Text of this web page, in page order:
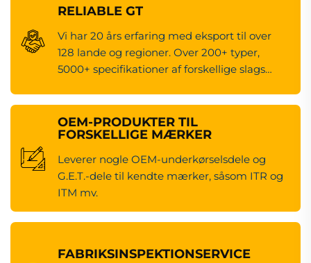
RELIABLE GT
Vi har 20 års erfaring med eksport til over
128 lande og regioner. Over 200+ typer,
5000+ specifikationer af forskellige slags
OEM-PRODUKTER TIL
FORSKELLIGE MÆRKER
Leverer nogle OEM-underkørselsdele og
G.E.T.-dele til kendte mærker, såsom ITR og
ITM mv.
FABRIKSINSPEKTIONSERVICE